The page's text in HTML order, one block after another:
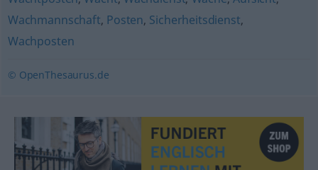
Wachmannschaft, Posten, Sicherheitsdienst,
Wachposten
© OpenThesaurus.de